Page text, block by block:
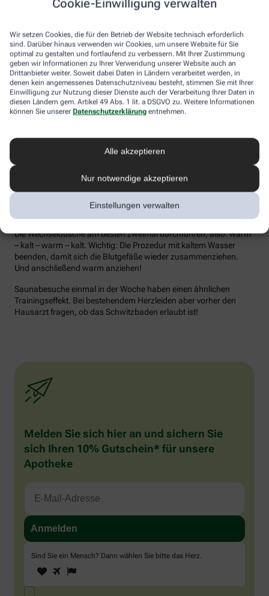
Cookie-Einwilligung verwalten
Wir setzen Cookies, die für den Betrieb der Website technisch erforderlich
sind. Darüber hinaus verwenden wir Cookies, um unsere Website für Sie
optimal zu gestalten und fortlaufend zu verbessern. Mit Ihrer Zustimmung
geben wir Informationen zu Ihrer Verwendung unserer Website auch an
Drittanbieter weiter. Soweit dabei Daten in Ländern verarbeitet werden, in
denen kein angemessenes Datenschutzniveau besteht, stimmen Sie mit Ihrer
Einwilligung zur Nutzung dieser Dienste auch der Verarbeitung Ihrer Daten in
diesen Ländern gem. Artikel 49 Abs. 1 lit. a DSGVO zu. Weitere Informationen
können Sie unserer Datenschutzerklärung entnehmen.
Alle akzeptieren
Nur notwendige akzeptieren
Einstellungen verwalten
die Lymphe in die Lymphknoten transportiert werden, wo sich die
Wer bei Schmuddelwetter nicht vor die Tür mag, kann sein
Immunsystem mit kalt-warmen Wechselduschen auf Trab
bringen und die Anfälligkeit für Erkältungsinfekte senken. Der
Kältereiz kurbelt die Durchblutung an und bringt den Kreislauf in
Schwung, je regelmäßiger wir ihm ausgesetzt sind, desto
unempfindlicher reagiert der Körper in der kalten Jahreszeit auf
die großen Temperaturunterschiede.
Dusche. Anschließend die Wassertemperatur auf kühl bis kalt
stellen und den Wasserstrahl vom rechten Fuß entlang bis zur
Hüfte führen und auf der Innenseite des Oberschenkels wieder
Dann sind die Arme dran: Auch hier geht’s wieder von unten nach
oben, beginnend am rechten Handrücken bis zur Schulter und
von der Achsel am Innenarm wieder bis zur Handfläche zurück.
Die Wechseldusche am besten zweimal durchführen, also: warm
– kalt – warm – kalt. Wichtig: Die Prozedur mit kaltem Wasser
beenden, damit sich die Blutgefäße wieder zusammenziehen.
Und anschließend warm anziehen!
Saunabesuche einmal in der Woche haben einen ähnlichen
Trainingseffekt. Bei bestehendem Herzleiden aber vorher den
Hausarzt fragen, ob das Schwitzbaden erlaubt ist!
Melden Sie sich hier an und sichern Sie
sich Ihren 10% Gutschein* für unsere
Apotheke
Sind Sie ein Mensch? Dann wählen Sie bitte das Herz.
Sind
Sie
ein
1 2